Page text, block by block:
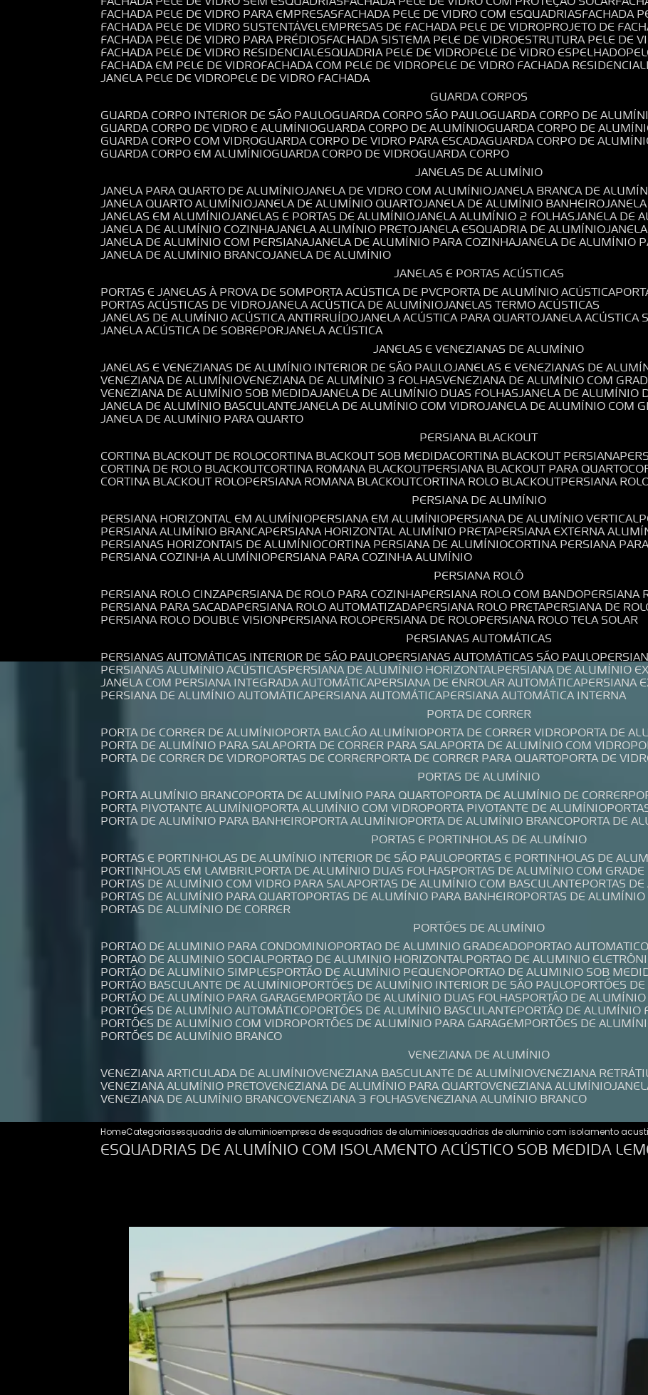
FACHADA PELE DE VIDRO PARA EMPRESAS FACHADA PELE DE VIDRO COM ESQUADRIAS FACHADA
FACHADA PELE DE VIDRO SUSTENTÁVEL EMPRESAS DE FACHADA PELE DE VIDRO PROJETO DE
FACHADA PELE DE VIDRO PARA PRÉDIOS FACHADA SISTEMA PELE DE VIDRO ESTRUTURA PELE DE
FACHADA PELE DE VIDRO RESIDENCIAL ESQUADRIA PELE DE VIDRO PELE DE VIDRO ESPELHADO
FACHADA EM PELE DE VIDRO FACHADA COM PELE DE VIDRO PELE DE VIDRO FACHADA RESIDENCIAL
JANELA PELE DE VIDRO PELE DE VIDRO FACHADA
GUARDA CORPOS
GUARDA CORPO INTERIOR DE SÃO PAULO GUARDA CORPO SÃO PAULO GUARDA CORPO DE
GUARDA CORPO DE VIDRO E ALUMÍNIO GUARDA CORPO DE ALUMÍNIO GUARDA CORPO DE
GUARDA CORPO COM VIDRO GUARDA CORPO DE VIDRO PARA ESCADA GUARDA CORPO DE
GUARDA CORPO EM ALUMÍNIO GUARDA CORPO DE VIDRO GUARDA CORPO
JANELAS DE ALUMÍNIO
JANELA PARA QUARTO DE ALUMÍNIO JANELA DE VIDRO COM ALUMÍNIO JANELA BRANCA DE
JANELA QUARTO ALUMÍNIO JANELA DE ALUMÍNIO QUARTO JANELA DE ALUMÍNIO BANHEIRO
JANELAS EM ALUMÍNIO JANELAS E PORTAS DE ALUMÍNIO JANELA ALUMÍNIO 2 FOLHAS JANELA DE
JANELA DE ALUMÍNIO COZINHA JANELA ALUMÍNIO PRETO JANELA ESQUADRIA DE ALUMÍNIO
JANELA DE ALUMÍNIO COM PERSIANA JANELA DE ALUMÍNIO PARA COZINHA JANELA DE ALUMÍNIO
JANELA DE ALUMÍNIO BRANCO JANELA DE ALUMÍNIO
JANELAS E PORTAS ACÚSTICAS
PORTAS E JANELAS À PROVA DE SOM PORTA ACÚSTICA DE PVC PORTA DE ALUMÍNIO ACÚSTICA
PORTAS ACÚSTICAS DE VIDRO JANELA ACÚSTICA DE ALUMÍNIO JANELAS TERMO ACÚSTICAS
JANELAS DE ALUMÍNIO ACÚSTICA ANTIRRUÍDO JANELA ACÚSTICA PARA QUARTO JANELA ACÚSTICA
JANELA ACÚSTICA DE SOBREPOR JANELA ACÚSTICA
JANELAS E VENEZIANAS DE ALUMÍNIO
JANELAS E VENEZIANAS DE ALUMÍNIO INTERIOR DE SÃO PAULO JANELAS E VENEZIANAS DE
VENEZIANA DE ALUMÍNIO VENEZIANA DE ALUMÍNIO 3 FOLHAS VENEZIANA DE ALUMÍNIO COM
VENEZIANA DE ALUMÍNIO SOB MEDIDA JANELA DE ALUMÍNIO DUAS FOLHAS JANELA DE ALUMÍNIO
JANELA DE ALUMÍNIO BASCULANTE JANELA DE ALUMÍNIO COM VIDRO JANELA DE ALUMÍNIO COM
JANELA DE ALUMÍNIO PARA QUARTO
PERSIANA BLACKOUT
CORTINA BLACKOUT DE ROLO CORTINA BLACKOUT SOB MEDIDA CORTINA BLACKOUT PERSIANA
CORTINA DE ROLO BLACKOUT CORTINA ROMANA BLACKOUT PERSIANA BLACKOUT PARA QUARTO
CORTINA BLACKOUT ROLO PERSIANA ROMANA BLACKOUT CORTINA ROLO BLACKOUT PERSIANA
PERSIANA DE ALUMÍNIO
PERSIANA HORIZONTAL EM ALUMÍNIO PERSIANA EM ALUMÍNIO PERSIANA DE ALUMÍNIO VERTICAL
PERSIANA ALUMÍNIO BRANCA PERSIANA HORIZONTAL ALUMÍNIO PRETA PERSIANA EXTERNA
PERSIANAS HORIZONTAIS DE ALUMÍNIO CORTINA PERSIANA DE ALUMÍNIO CORTINA PERSIANA
PERSIANA COZINHA ALUMÍNIO PERSIANA PARA COZINHA ALUMÍNIO
PERSIANA ROLÔ
PERSIANA ROLO CINZA PERSIANA DE ROLO PARA COZINHA PERSIANA ROLO COM BANDO
PERSIANA PARA SACADA PERSIANA ROLO AUTOMATIZADA PERSIANA ROLO PRETA PERSIANA DE
PERSIANA ROLO DOUBLE VISION PERSIANA ROLO PERSIANA DE ROLO PERSIANA ROLO TELA SOLAR
PERSIANAS AUTOMÁTICAS
PERSIANAS AUTOMÁTICAS INTERIOR DE SÃO PAULO PERSIANAS AUTOMÁTICAS SÃO PAULO
PERSIANAS ALUMÍNIO ACÚSTICAS PERSIANA DE ALUMÍNIO HORIZONTAL PERSIANA DE ALUMÍNIO
JANELA COM PERSIANA INTEGRADA AUTOMÁTICA PERSIANA DE ENROLAR AUTOMÁTICA PERSIANA
PERSIANA DE ALUMÍNIO AUTOMÁTICA PERSIANA AUTOMÁTICA PERSIANA AUTOMÁTICA INTERNA
PORTA DE CORRER
PORTA DE CORRER DE ALUMÍNIO PORTA BALCÃO ALUMÍNIO PORTA DE CORRER VIDRO PORTA DE
PORTA DE ALUMÍNIO PARA SALA PORTA DE CORRER PARA SALA PORTA DE ALUMÍNIO COM VIDRO
PORTA DE CORRER DE VIDRO PORTAS DE CORRER PORTA DE CORRER PARA QUARTO PORTA DE
PORTAS DE ALUMÍNIO
PORTA ALUMÍNIO BRANCO PORTA DE ALUMÍNIO PARA QUARTO PORTA DE ALUMÍNIO DE CORRER
PORTA PIVOTANTE ALUMÍNIO PORTA ALUMÍNIO COM VIDRO PORTA PIVOTANTE DE ALUMÍNIO
PORTA DE ALUMÍNIO PARA BANHEIRO PORTA ALUMÍNIO PORTA DE ALUMÍNIO BRANCO PORTA DE
PORTAS E PORTINHOLAS DE ALUMÍNIO
PORTAS E PORTINHOLAS DE ALUMÍNIO INTERIOR DE SÃO PAULO PORTAS E PORTINHOLAS DE
PORTINHOLAS EM LAMBRIL PORTA DE ALUMÍNIO DUAS FOLHAS PORTAS DE ALUMÍNIO COM GRADE
PORTAS DE ALUMÍNIO COM VIDRO PARA SALA PORTAS DE ALUMÍNIO COM BASCULANTE PORTAS
PORTAS DE ALUMÍNIO PARA QUARTO PORTAS DE ALUMÍNIO PARA BANHEIRO PORTAS DE
PORTAS DE ALUMÍNIO DE CORRER
PORTÕES DE ALUMÍNIO
PORTAO DE ALUMINIO PARA CONDOMINIO PORTAO DE ALUMINIO GRADEADO PORTAO
PORTAO DE ALUMINIO SOCIAL PORTAO DE ALUMINIO HORIZONTAL PORTAO DE ALUMINIO
PORTÃO DE ALUMÍNIO SIMPLES PORTÃO DE ALUMÍNIO PEQUENO PORTAO DE ALUMINIO SOB
PORTÃO BASCULANTE DE ALUMÍNIO PORTÕES DE ALUMÍNIO INTERIOR DE SÃO PAULO PORTÕES
PORTÃO DE ALUMÍNIO PARA GARAGEM PORTÃO DE ALUMÍNIO DUAS FOLHAS PORTÃO DE
PORTÕES DE ALUMÍNIO AUTOMÁTICO PORTÕES DE ALUMÍNIO BASCULANTE PORTÃO DE ALUMÍNIO
PORTÕES DE ALUMÍNIO COM VIDRO PORTÕES DE ALUMÍNIO PARA GARAGEM PORTÕES DE
PORTÕES DE ALUMÍNIO BRANCO
VENEZIANA DE ALUMÍNIO
VENEZIANA ARTICULADA DE ALUMÍNIO VENEZIANA BASCULANTE DE ALUMÍNIO VENEZIANA
VENEZIANA ALUMÍNIO PRETO VENEZIANA DE ALUMÍNIO PARA QUARTO VENEZIANA ALUMÍNIO
VENEZIANA DE ALUMÍNIO BRANCO VENEZIANA 3 FOLHAS VENEZIANA ALUMÍNIO BRANCO
HomeCategoriasesquadria de aluminioempresa de esquadrias de aluminioesquadrias de aluminio com isolamento
ESQUADRIAS DE ALUMÍNIO COM ISOLAMENTO ACÚSTICO SOB MEDIDA